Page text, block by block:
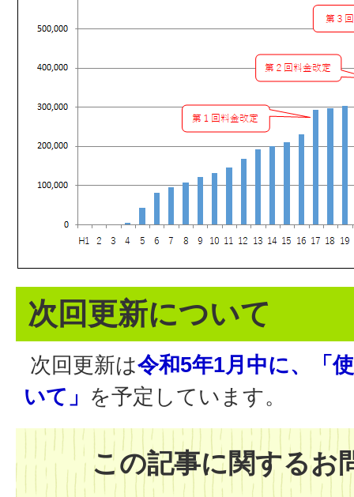
次回更新について
次回更新は令和5年1月中に、「
いて」 を予定しています。
この記事に関するお